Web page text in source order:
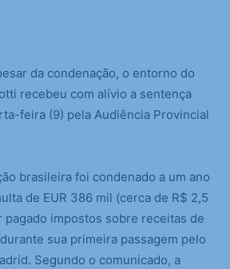
da condenação, o entorno do
recebeu com alívio a sentença
feira (9) pela Audiência Provincial
brasileira foi condenado a um ano
de EUR 386 mil (cerca de R$ 2,5
pagado impostos sobre receitas de
sua primeira passagem pelo
Segundo o comunicado, a